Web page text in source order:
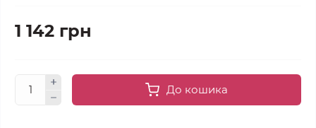
1 142 грн
До кошика